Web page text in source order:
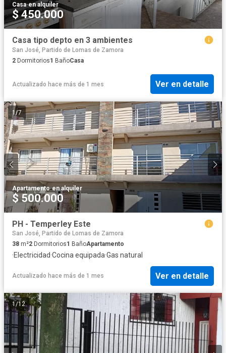
Casa·en alquiler
$ 450.000
Casa tipo depto en 3 ambientes
San José, Partido de Lomas de Zamora
2 Dormitorios1 BañoCasa
Actualizado hace más de 1 mes Ver en detalle
1/7
Apartamento·en alquiler
$ 500.000
PH - Temperley Este
San José, Partido de Lomas de Zamora
38 m²2 Dormitorios1 BañoApartamento
·Electricidad·Cocina equipada·Gas natural
Actualizado hace más de 1 mes Ver en detalle
1/12